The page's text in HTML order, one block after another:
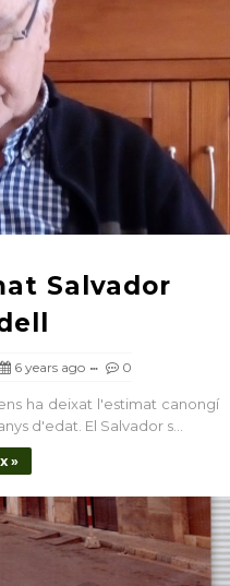
Salvador
6 years ago 0
ha deixat l'estimat canongí
d'edat. El Salvador s...
»